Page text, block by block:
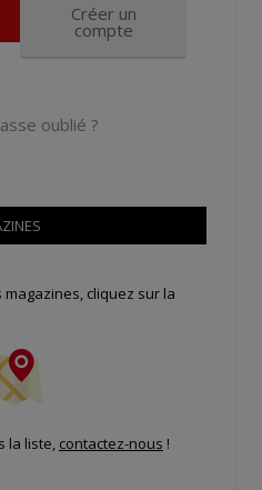
Créer un
compte
oublié ?
cliquez sur la
la liste, contactez-nous !